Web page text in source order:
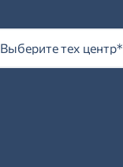
Выберите тех центр*